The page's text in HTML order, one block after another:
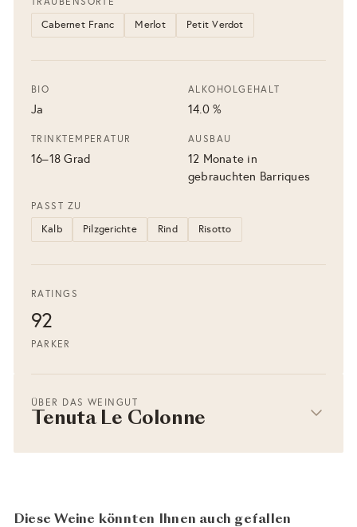
Cabernet Franc Merlot Petit Verdot
BIO
Ja
ALKOHOLGEHALT
14.0 %
TRINKTEMPERATUR
16–18 Grad
AUSBAU
12 Monate in
gebrauchten Barriques
PASST ZU
Kalb Pilzgerichte Rind Risotto
RATINGS
92
PARKER
ÜBER DAS WEINGUT
Tenuta Le Colonne
Diese Weine könnten Ihnen auch gefallen